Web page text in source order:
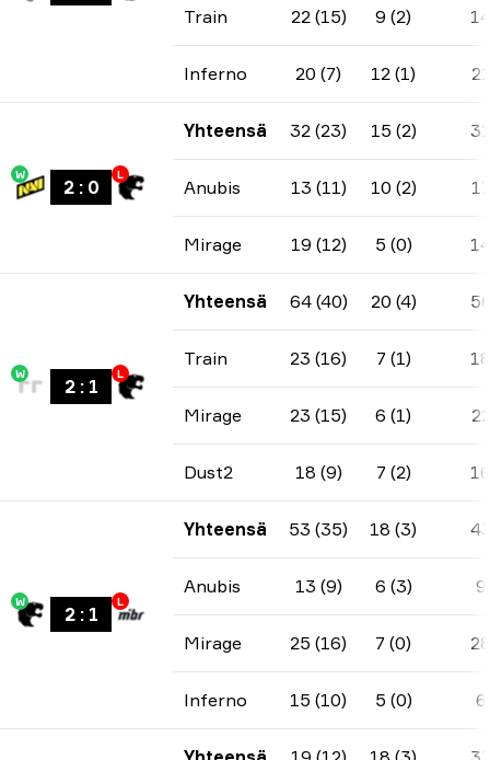
Train 22 (15) 9 (2) 14
Inferno 20 (7) 12 (1) 21
W
2: 0
L
Yhteensä 32 (23) 15 (2) 31
Anubis 13 (11) 10 (2) 17
Mirage 19 (12) 5 (0) 14
W
2: 1
L
Yhteensä 64 (40) 20 (4)
Train 23 (16) 7 (1) 18
Mirage 23 (15) 6 (1) 22
Dust2 18 (9) 7 (2) 16
W
2: 1
L
Yhteensä 53 (35) 18 (3)
Anubis 13 (9) 6 (3) 9
Mirage 25 (16) 7 (0) 28
Inferno 15 (10) 5 (0) 6